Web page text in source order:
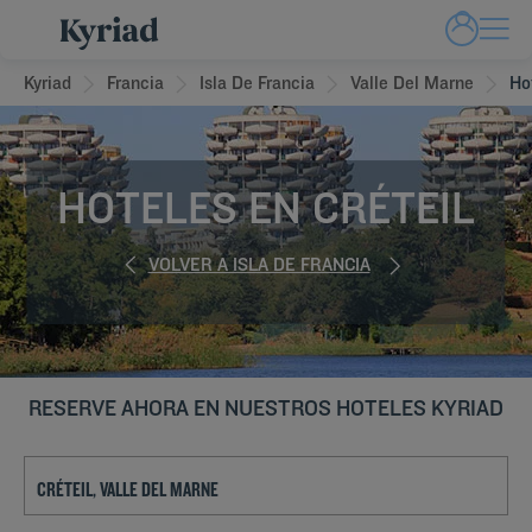
Kyriad Francia Isla De Francia Valle Del Marne
HOTELES EN CRÉTEIL
VOLVER A ISLA DE FRANCIA
RESERVE AHORA EN NUESTROS HOTELES KYRIAD